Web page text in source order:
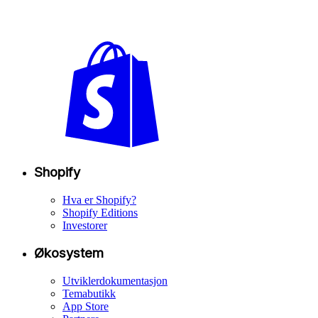
Shopify
Hva er Shopify?
Shopify Editions
Investorer
Økosystem
Utviklerdokumentasjon
Temabutikk
App Store